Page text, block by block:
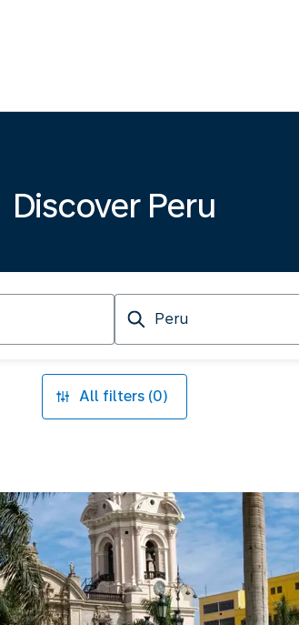
Discover Peru
Arriving
at
All filters (0)